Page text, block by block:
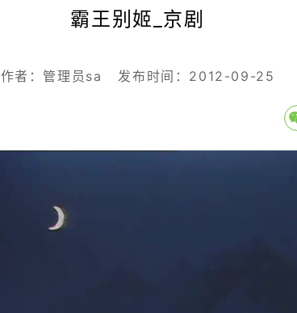
霸王别姬_京剧
作者：管理员sa 发布时间：2012-09-25